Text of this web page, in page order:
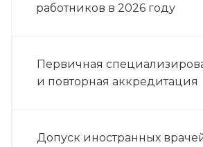
работников в 2026 году
Первичная
и повторная аккредитация
Допуск иностранных